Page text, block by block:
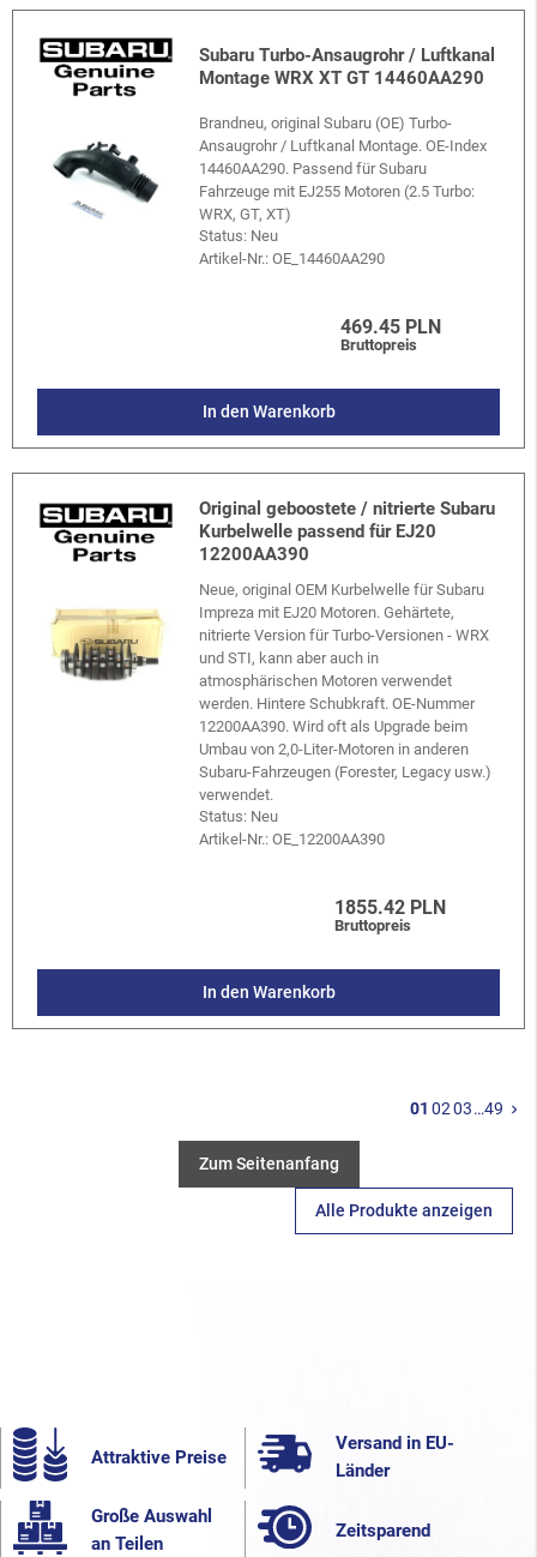
Subaru Turbo-Ansaugrohr / Luftkanal
Montage WRX XT GT 14460AA290
Brandneu, original Subaru (OE) Turbo-
Ansaugrohr / Luftkanal Montage. OE-Index
14460AA290. Passend für Subaru
Fahrzeuge mit EJ255 Motoren (2.5 Turbo:
WRX, GT, XT)
Status: Neu
Artikel-Nr.:OE_14460AA290
469.45 PLN
Bruttopreis
In den Warenkorb
Original geboostete / nitrierte Subaru
Kurbelwelle passend für EJ20
12200AA390
Neue, original OEM Kurbelwelle für Subaru
Impreza mit EJ20 Motoren. Gehärtete,
nitrierte Version für Turbo-Versionen - WRX
und STI, kann aber auch in
atmosphärischen Motoren verwendet
werden. Hintere Schubkraft. OE-Nummer
12200AA390. Wird oft als Upgrade beim
Umbau von 2,0-Liter-Motoren in anderen
Subaru-Fahrzeugen (Forester, Legacy usw.)
verwendet.
Status: Neu
Artikel-Nr.:OE_12200AA390
1855.42 PLN
Bruttopreis
In den Warenkorb
01 0203…49 keyboard_arrow_right
Zum Seitenanfang
Alle Produkte anzeigen
Attraktive Preise
Versand in EU-
Länder
Große Auswahl
an Teilen
Zeitsparend